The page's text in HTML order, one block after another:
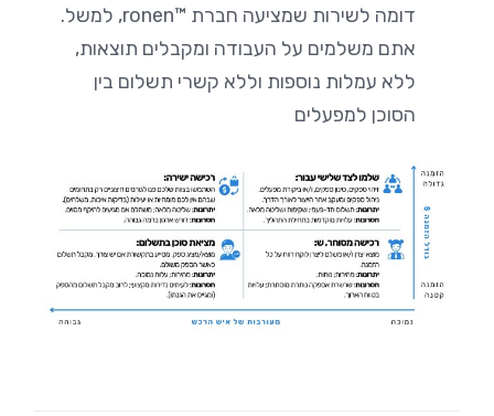
דומה לשירות שמציעה חברת ™ronen, למשל.
אתם משלמים על העבודה ומקבלים תוצאות,
ללא עמלות נוספות וללא קשרי תשלום בין
הסוכן למפעלים